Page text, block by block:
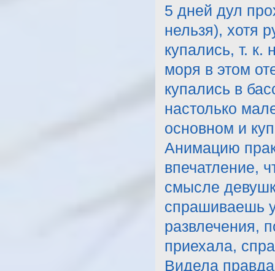
5 дней дул
нельзя), хотя
купались, т. к.
моря в этом
купались в
настолько
основном и
Анимацию
впечатление,
смысле
спрашиваешь
развлечения,
приехала,
Видела